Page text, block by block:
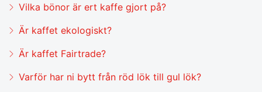
Vilka bönor är ert kaffe gjort på?
Är kaffet ekologiskt?
Är kaffet Fairtrade?
Varför har ni bytt från röd lök till gul lök?